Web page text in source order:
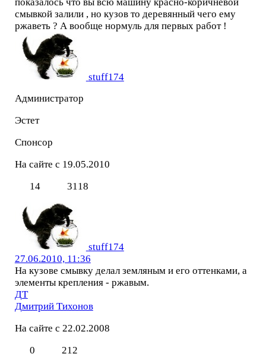
смывкой залили , но кузов то деревянный чего ему
ржаветь ? А вообще нормуль для первых работ !
stuff174
Администратор
Эстет
Спонсор
На сайте с 19.05.2010
14
3118
stuff174
27.06.2010, 11:36
На кузове смывку делал земляным и его оттенками, а
элементы крепления - ржавым.
ДТ
Дмитрий Тихонов
На сайте с 22.02.2008
0
212